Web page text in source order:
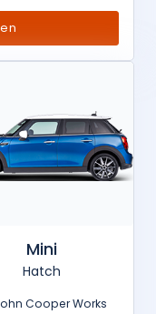
Mini
Hatch
Cooper Works